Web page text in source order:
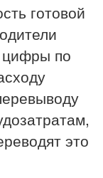
готовой
цифры по
это